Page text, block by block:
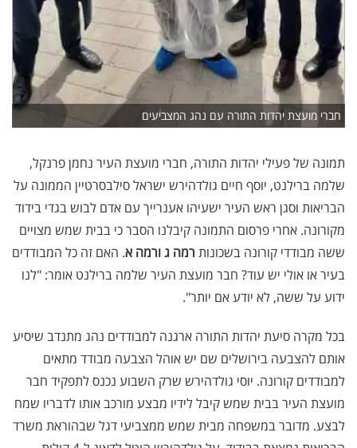
חברי מועצת יהדות התורה עם נהג המצביעים
תמונה של פעילי יהדות התורה, חברי מועצת העיר נחמן פרנקל,
שלמה ברילנט, יוסף חיים גולדהירש ישראל סילבסרטיין הממונה על
הבריאות וסגן ראש העיר ישעיהו אענרייך עם אדם לבוש בגדי בידוד
מקורונה. אחרי פרסום התמונה קיבלנו הסבר כי בבית שמש מצויים
ששה מבודדי קורונה בשכונות רמה ג ורמה א. האם זה כל המבודדים
בעיר או אולי יש עוד? חבר מועצת העיר שלמה ברילנט אומר: "לנו
ידוע על ששה, לא יודע אם יותר".
בכל מקרה סיעת יהדות התורה ארגנה למבודדים נהג מתנדב שיסיע
אותם להצבעה בירושלים שם יש אוהל הצבעה מבודד מתאים
למבודדים קורונה. יוסי גולדהירש שרק השבוע נכנס לתפקיד חבר
מועצת העיר בבית שמש קיבל לידיו מבצע מורכב אותו לדבריו שמח
לבצע. מדובר במשפחה מבית שמש ממצביעי דגל שבהוראת משרד